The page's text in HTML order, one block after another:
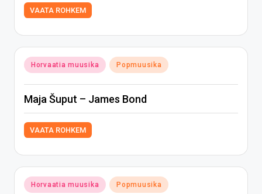
VAATA ROHKEM
Posted
in
Horvaatia muusika Popmuusika
Maja Šuput – James Bond
VAATA ROHKEM
Posted
Horvaatia muusika Popmuusika